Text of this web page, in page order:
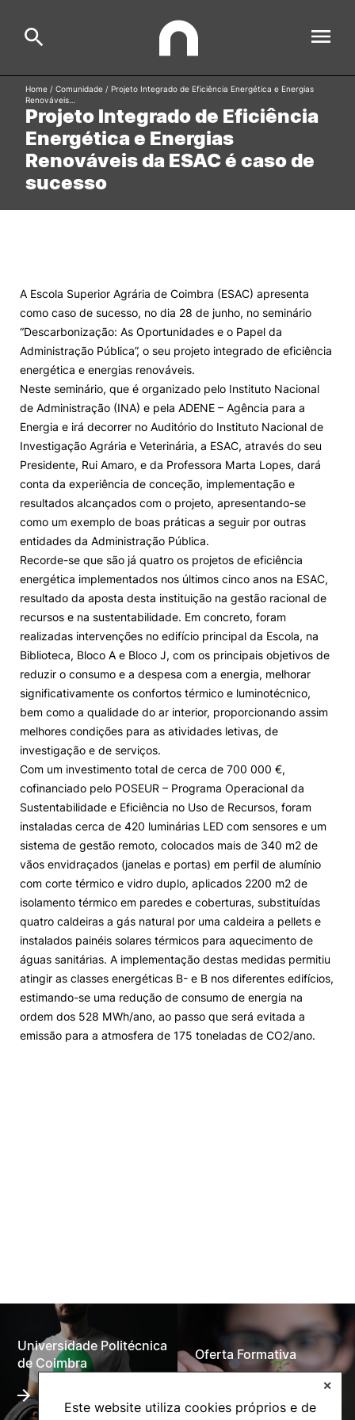
Este website utiliza cookies próprios e de
✕
ESAC
Estudar
International Relations
Ofertas de Emprego e Informações Úteis
Loja da Agrária
Mudança de Par Instituição/Curso
Search
Formative Offer
Projeto Integrado de Eficiência
Energética e Energias
Renováveis da ESAC é caso de
sucesso
Home / Comunidade / Projeto Integrado de Eficiência Energética e Energias
Renováveis…
A Escola Superior Agrária de Coimbra (ESAC) apresenta
como caso de sucesso, no dia 28 de junho, no seminário
“Descarbonização: As Oportunidades e o Papel da
Administração Pública”, o seu projeto integrado de eficiência
energética e energias renováveis.
Neste seminário, que é organizado pelo Instituto Nacional
de Administração (INA) e pela ADENE – Agência para a
Energia e irá decorrer no Auditório do Instituto Nacional de
Investigação Agrária e Veterinária, a ESAC, através do seu
Presidente, Rui Amaro, e da Professora Marta Lopes, dará
conta da experiência de conceção, implementação e
resultados alcançados com o projeto, apresentando-se
como um exemplo de boas práticas a seguir por outras
entidades da Administração Pública.
Recorde-se que são já quatro os projetos de eficiência
energética implementados nos últimos cinco anos na ESAC,
resultado da aposta desta instituição na gestão racional de
recursos e na sustentabilidade. Em concreto, foram
realizadas intervenções no edifício principal da Escola, na
Biblioteca, Bloco A e Bloco J, com os principais objetivos de
reduzir o consumo e a despesa com a energia, melhorar
significativamente os confortos térmico e luminotécnico,
bem como a qualidade do ar interior, proporcionando assim
melhores condições para as atividades letivas, de
investigação e de serviços.
Com um investimento total de cerca de 700 000 €,
cofinanciado pelo POSEUR – Programa Operacional da
Sustentabilidade e Eficiência no Uso de Recursos, foram
instaladas cerca de 420 luminárias LED com sensores e um
sistema de gestão remoto, colocados mais de 340 m2 de
vãos envidraçados (janelas e portas) em perfil de alumínio
com corte térmico e vidro duplo, aplicados 2200 m2 de
isolamento térmico em paredes e coberturas, substituídas
quatro caldeiras a gás natural por uma caldeira a pellets e
instalados painéis solares térmicos para aquecimento de
águas sanitárias. A implementação destas medidas permitiu
atingir as classes energéticas B- e B nos diferentes edifícios,
estimando-se uma redução de consumo de energia na
ordem dos 528 MWh/ano, ao passo que será evitada a
emissão para a atmosfera de 175 toneladas de CO2/ano.
Universidade Politécnica
de Coimbra
Oferta Formativa